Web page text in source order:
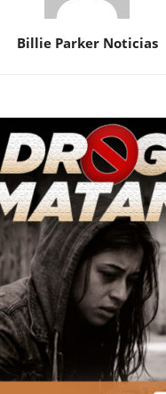
Billie Parker Noticias